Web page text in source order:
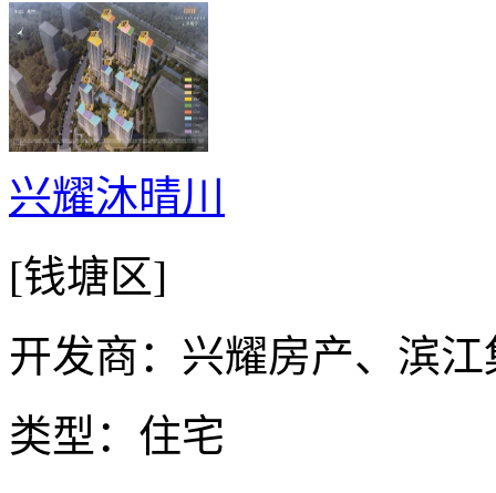
兴耀沐晴川
[钱塘区]
开发商：兴耀房产、滨江
类型：住宅